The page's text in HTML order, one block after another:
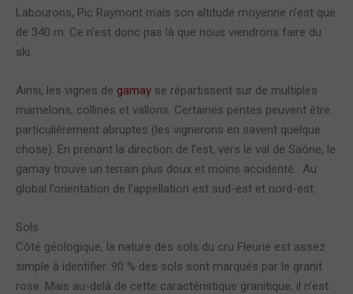
Labourons, Pic Raymont mais son altitude moyenne n’est que
de 340 m. Ce n’est donc pas là que nous viendrons faire du
ski.
Ainsi, les vignes de gamay se répartissent sur de multiples
mamelons, collines et vallons. Certaines pentes peuvent être
particulièrement abruptes (les vignerons en savent quelque
chose). En prenant la direction de l’est, vers le val de Saône, le
gamay trouve un terrain plus doux et moins accidenté. Au
global l’orientation de l’appellation est sud-est et nord-est.
Sols
Côté géologique, la nature des sols du cru Fleurie est assez
simple à identifier. 90 % des sols sont marqués par le granit
rose. Mais au-delà de cette caractéristique granitique, il n’est